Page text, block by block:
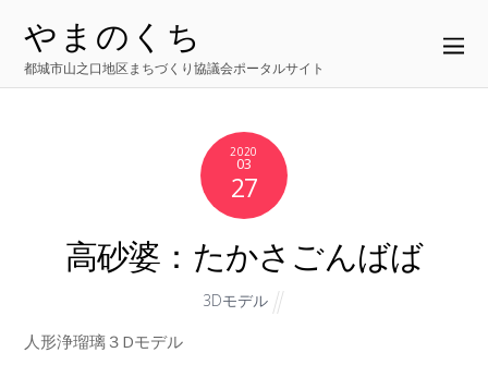
やまのくち
都城市山之口地区まちづくり協議会ポータルサイト
2020
03
27
高砂婆：たかさごんばば
3Dモデル
人形浄瑠璃３Dモデル